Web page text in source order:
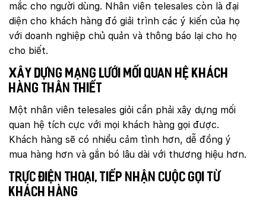
mắc cho người dùng. Nhân viên telesales còn là đại
diện cho khách hàng đó giải trình các ý kiến của họ
với doanh nghiệp chủ quản và thông báo lại cho họ
cho biết.
Xây dựng mạng lưới mối quan hệ khách
hàng thân thiết
Một nhân viên telesales giỏi cần phải xây dựng mối
quan hệ tích cực với mọi khách hàng gọi được.
Khách hàng sẽ có nhiều cảm tình hơn, dễ đồng ý
mua hàng hơn và gắn bó lâu dài với thương hiệu hơn.
Trực điện thoại, tiếp nhận cuộc gọi từ
khách hàng